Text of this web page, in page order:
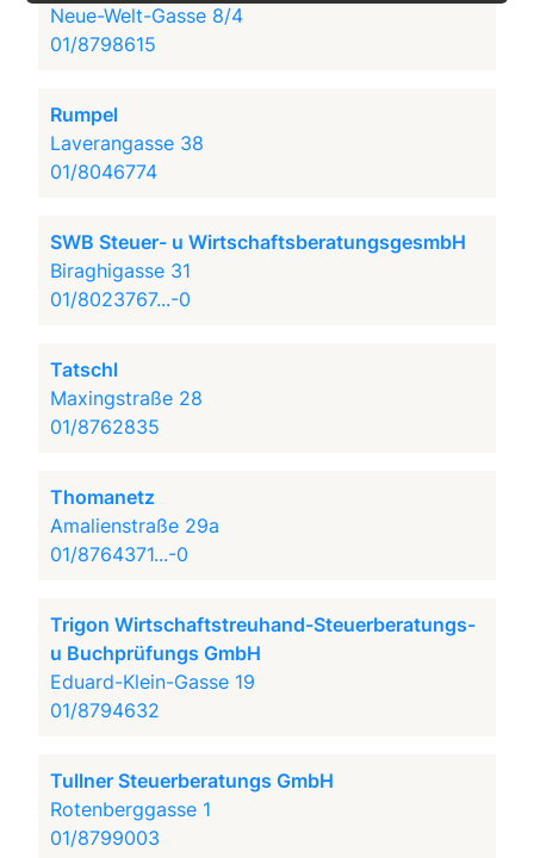
Neue-Welt-Gasse 8/4
01/8798615
Rumpel
Laverangasse 38
01/8046774
SWB Steuer- u WirtschaftsberatungsgesmbH
Biraghigasse 31
01/8023767...-0
Tatschl
Maxingstraße 28
01/8762835
Thomanetz
Amalienstraße 29a
01/8764371...-0
Trigon Wirtschaftstreuhand-Steuerberatungs-
u Buchprüfungs GmbH
Eduard-Klein-Gasse 19
01/8794632
Tullner Steuerberatungs GmbH
Rotenberggasse 1
01/8799003